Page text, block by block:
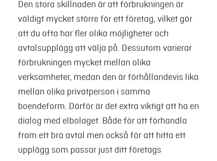
Den stora skillnaden är att förbrukningen är
väldigt mycket större för ett företag, vilket gör
att du ofta har fler olika möjligheter och
avtalsupplägg att välja på. Dessutom varierar
förbrukningen mycket mellan olika
verksamheter, medan den är förhållandevis lika
mellan olika privatperson i samma
boendeform. Därför är det extra viktigt att ha en
dialog med elbolaget. Både för att förhandla
fram ett bra avtal men också för att hitta ett
upplägg som passar just ditt företags